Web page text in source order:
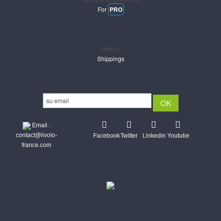
For PRO
Return
Shippings
Email :
contact@livolo-
france.com
FacebookTwitter Linkedin Youtube